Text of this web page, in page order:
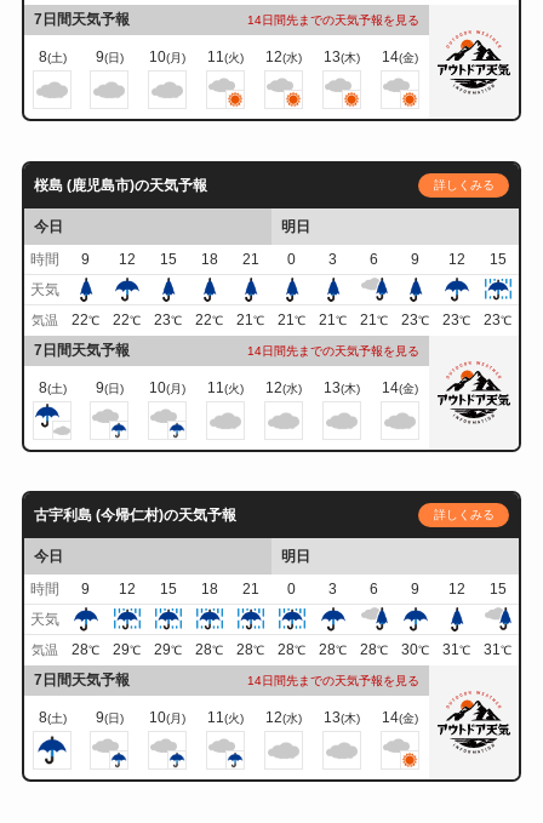
7日間天気予報 14日間先までの天気予報を見る
8(土) 9(日) 10(月) 11(火) 12(水) 13(木) 14(金)
桜島 (鹿児島市)の天気予報 詳しくみる
今日
明日
時間
9 12 15 18 21 0 3 6 9 12
15
天気
気温 22℃ 22℃ 23℃ 22℃ 21℃ 21℃ 21℃ 21℃ 23℃ 23℃ 23℃
7日間天気予報 14日間先までの天気予報を見る
8(土) 9(日) 10(月) 11 (火) 12(水) 13(木) 14(金)
古宇利島 (今帰仁村)の天気予報 詳しくみる
今日
明日
時間
9 12 15 18 21 0 3 6 9 12
15
天気
気温 28℃ 29℃ 29℃ 28℃ 28℃ 28℃ 28℃ 28℃ 30℃ 31℃ 31℃
7日間天気予報 14日間先までの天気予報を見る
8(土) 9(日) 10(月) 11(火) 12(水) 13(木) 14(金)